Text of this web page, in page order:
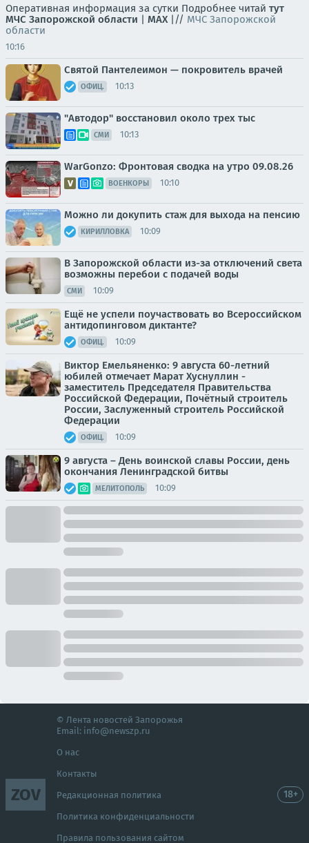
Оперативная информация за сутки Подробнее читай тут
МЧС Запорожской области | MAX|// МЧС Запорожской
области
10:16
Святой Пантелеимон — покровитель врачей
ОФИЦ. 10:13
"Автодор" восстановил около трех тыс
СМИ 10:13
WarGonzo: Фронтовая сводка на утро 09.08.26
ВОЕНКОРЫ 10:10
Можно ли докупить стаж для выхода на пенсию
КИРИЛЛОВКА 10:09
В Запорожской области из-за отключений света
возможны перебои с подачей воды
СМИ 10:09
Ещё не успели поучаствовать во Всероссийском
антидопинговом диктанте?
ОФИЦ. 10:09
Виктор Емельяненко: 9 августа 60-летний
юбилей отмечает Марат Хуснуллин -
заместитель Председателя Правительства
Российской Федерации, Почётный строитель
России, Заслуженный строитель Российской
Федерации
ОФИЦ. 10:09
9 августа – День воинской славы России, день
окончания Ленинградской битвы
МЕЛИТОПОЛЬ 10:09
ZOV
© Лента новостей Запорожья
Email: info@newszp.ru
О нас
Контакты
Редакционная политика
Политика конфиденциальности
Правила пользования сайтом
18+